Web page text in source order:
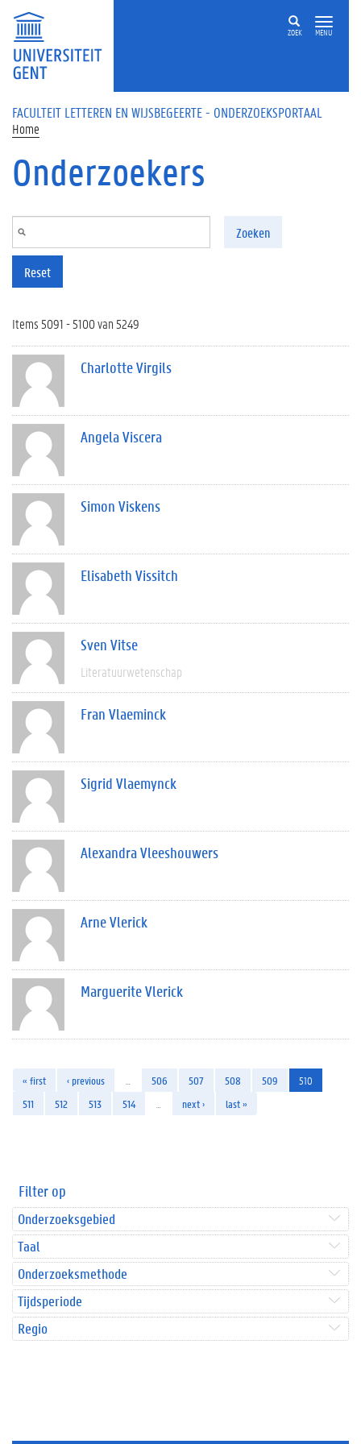
Overslaan en naar de inhoud gaan
ZOEK MENU
FACULTEIT LETTEREN EN WIJSBEGEERTE - ONDERZOEKSPORTAAL
Home
Onderzoekers
Zoeken
Reset
Items 5091 - 5100 van 5249
Charlotte Virgils
Angela Viscera
Simon Viskens
Elisabeth Vissitch
Sven Vitse
Literatuurwetenschap
Fran Vlaeminck
Sigrid Vlaemynck
Alexandra Vleeshouwers
Arne Vlerick
Marguerite Vlerick
« first ‹ previous 506 507 508 509
510
511
512 513 514 next › last »
Filter op
Onderzoeksgebied
Taal
Onderzoeksmethode
Tijdsperiode
Regio